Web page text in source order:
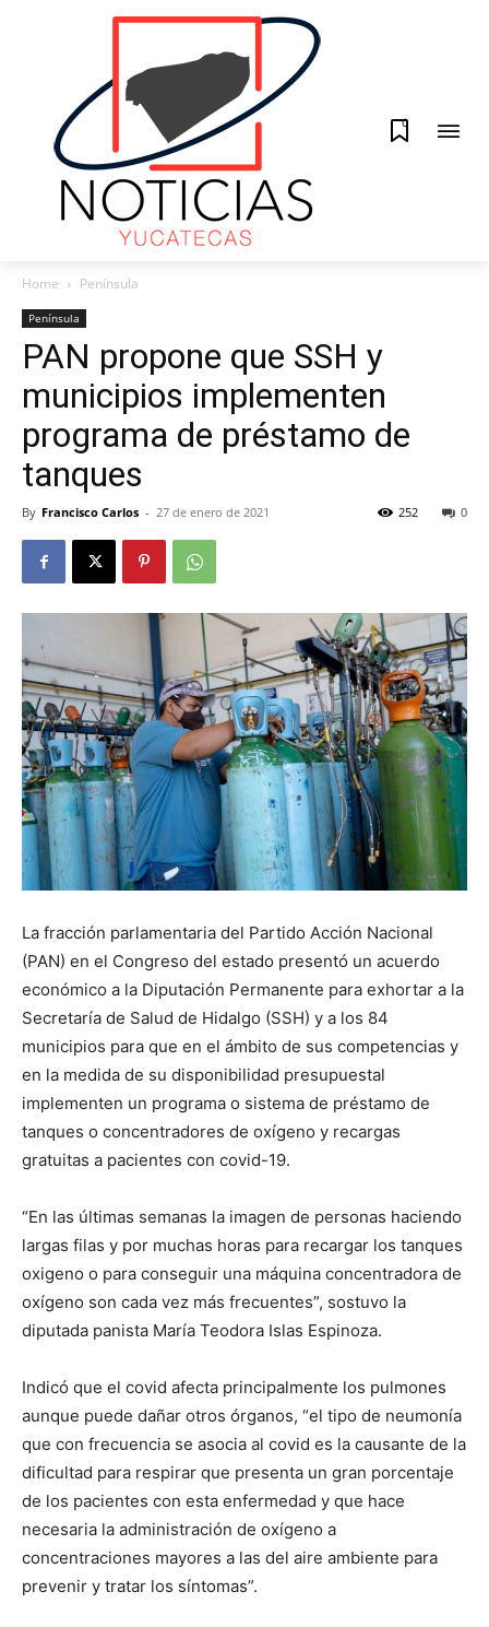
0
Home Península
Península
PAN propone que SSH y
municipios implementen
programa de préstamo de
tanques
By Francisco Carlos - 27 de enero de 2021 0
252
La fracción parlamentaria del Partido Acción Nacional
(PAN) en el Congreso del estado presentó un acuerdo
económico a la Diputación Permanente para exhortar a la
Secretaría de Salud de Hidalgo (SSH) y a los 84
municipios para que en el ámbito de sus competencias y
en la medida de su disponibilidad presupuestal
implementen un programa o sistema de préstamo de
tanques o concentradores de oxígeno y recargas
gratuitas a pacientes con covid-19.
“En las últimas semanas la imagen de personas haciendo
largas filas y por muchas horas para recargar los tanques
oxigeno o para conseguir una máquina concentradora de
oxígeno son cada vez más frecuentes”, sostuvo la
diputada panista María Teodora Islas Espinoza.
Indicó que el covid afecta principalmente los pulmones
aunque puede dañar otros órganos, “el tipo de neumonía
que con frecuencia se asocia al covid es la causante de la
dificultad para respirar que presenta un gran porcentaje
de los pacientes con esta enfermedad y que hace
necesaria la administración de oxígeno a
concentraciones mayores a las del aire ambiente para
prevenir y tratar los síntomas”.